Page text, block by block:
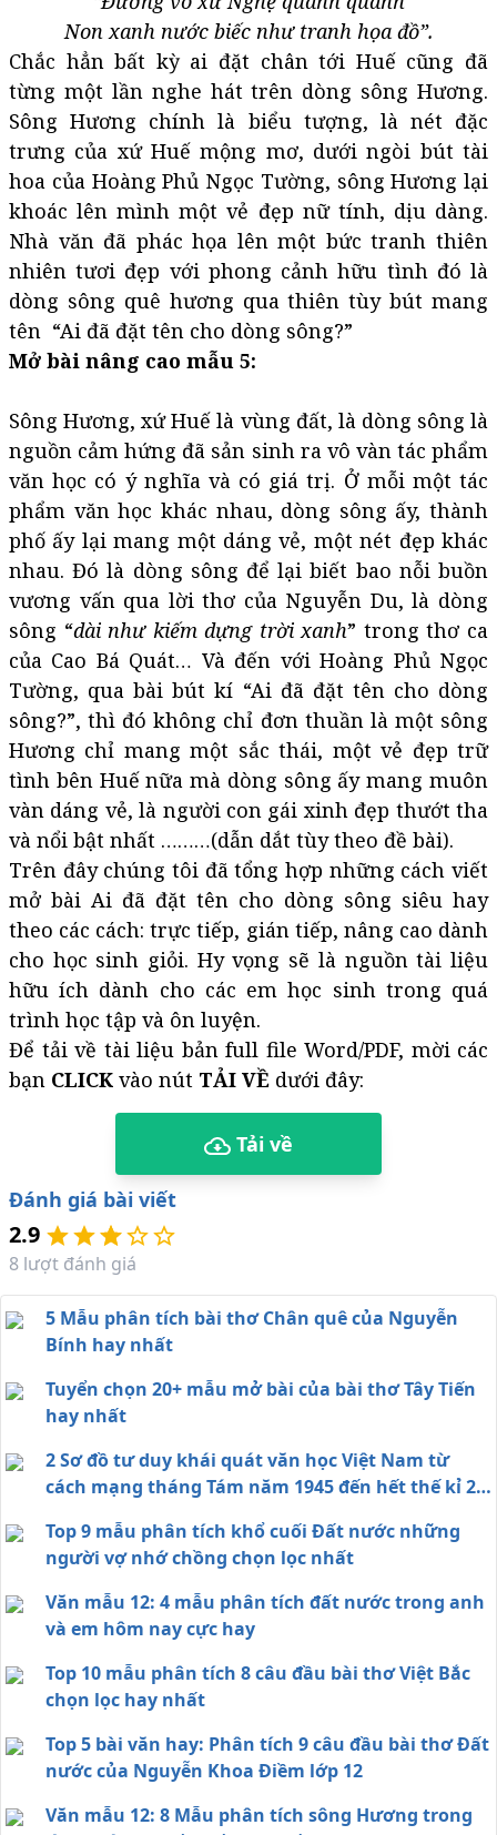
Non xanh nước biếc như tranh họa đồ”.
Chắc hẳn bất kỳ ai đặt chân tới Huế cũng đã
từng một lần nghe hát trên dòng sông Hương.
Sông Hương chính là biểu tượng, là nét đặc
trưng của xứ Huế mộng mơ, dưới ngòi bút tài
hoa của Hoàng Phủ Ngọc Tường, sông Hương lại
khoác lên mình một vẻ đẹp nữ tính, dịu dàng.
Nhà văn đã phác họa lên một bức tranh thiên
nhiên tươi đẹp với phong cảnh hữu tình đó là
dòng sông quê hương qua thiên tùy bút mang
tên “Ai đã đặt tên cho dòng sông?”
Mở bài nâng cao mẫu 5:
Sông Hương, xứ Huế là vùng đất, là dòng sông là
nguồn cảm hứng đã sản sinh ra vô vàn tác phẩm
văn học có ý nghĩa và có giá trị. Ở mỗi một tác
phẩm văn học khác nhau, dòng sông ấy, thành
phố ấy lại mang một dáng vẻ, một nét đẹp khác
nhau. Đó là dòng sông để lại biết bao nỗi buồn
vương vấn qua lời thơ của Nguyễn Du, là dòng
sông “dài như kiếm dựng trời xanh” trong thơ ca
của Cao Bá Quát… Và đến với Hoàng Phủ Ngọc
Tường, qua bài bút kí “Ai đã đặt tên cho dòng
sông?”, thì đó không chỉ đơn thuần là một sông
Hương chỉ mang một sắc thái, một vẻ đẹp trữ
tình bên Huế nữa mà dòng sông ấy mang muôn
vàn dáng vẻ, là người con gái xinh đẹp thướt tha
và nổi bật nhất ………(dẫn dắt tùy theo đề bài).
Trên đây chúng tôi đã tổng hợp những cách viết
mở bài Ai đã đặt tên cho dòng sông siêu hay
theo các cách: trực tiếp, gián tiếp, nâng cao dành
cho học sinh giỏi. Hy vọng sẽ là nguồn tài liệu
hữu ích dành cho các em học sinh trong quá
trình học tập và ôn luyện.
Để tải về tài liệu bản full file Word/PDF, mời các
bạn CLICK vào nút TẢI VỀ dưới đây:
Tải về
Đánh giá bài viết
2.9
8 lượt đánh giá
5 Mẫu phân tích bài thơ Chân quê của Nguyễn
Bính hay nhất
Tuyển chọn 20+ mẫu mở bài của bài thơ Tây Tiến
hay nhất
2 Sơ đồ tư duy khái quát văn học Việt Nam từ
cách mạng tháng Tám năm 1945 đến hết thế kỉ 20
Top 9 mẫu phân tích khổ cuối Đất nước những
người vợ nhớ chồng chọn lọc nhất
Văn mẫu 12: 4 mẫu phân tích đất nước trong anh
và em hôm nay cực hay
Top 10 mẫu phân tích 8 câu đầu bài thơ Việt Bắc
chọn lọc hay nhất
Top 5 bài văn hay: Phân tích 9 câu đầu bài thơ Đất
nước của Nguyễn Khoa Điềm lớp 12
Văn mẫu 12: 8 Mẫu phân tích sông Hương trong